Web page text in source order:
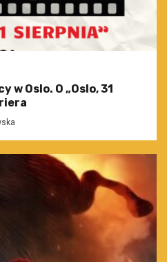
w Oslo. O „Oslo, 31